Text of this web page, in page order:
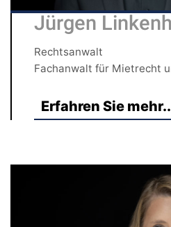
Jürgen
Rechtsanwalt
Fachanwalt für Mietrecht
Erfahren Sie